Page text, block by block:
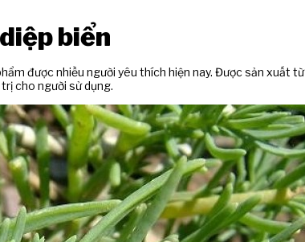
biển
được nhiều người yêu thích hiện nay. Được sản xuất từ
cho người sử dụng.